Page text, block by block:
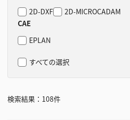
2D-DXF
2D-MICROCADAM
CAE
EPLAN
すべての選択
検索結果： 108件